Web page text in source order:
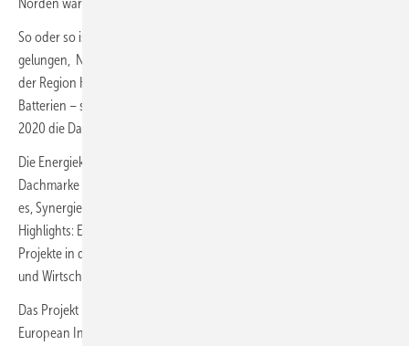
So oder so ist das Land auf einem guten Weg. Im März 2022 ist es
gelungen, Northvolt AB, Stockholm, für den Bau einer Gigafactory in
der Region Heide zu holen. Grüne Energie der Energieküste für grüne
Batterien – so das Motto der regionalen Kooperation Westküste, die in
2020 die Dachmarke und Plattform „Energieküste“ gründete.
Die Energieküste ist innerhalb der ersten zwei Jahren zu einer
Dachmarke mit hoher Bekanntheit gewachsen. Die Plattform schafft
es, Synergien zu nutzen und Stärken zu bündeln. Hier glänzen echte
Highlights: ENTREE 100 hat die Energiewende im Fokus, initiiert
Projekte in der Region Heide und agiert mit Experten aus Wissenschaft
und Wirtschaft in internationalen Netzwerken.
Das Projekt HY Scale 100 ist als IPCEI (Important Project of Common
European Interest) anerkannt und unterstreicht die Bedeutung der